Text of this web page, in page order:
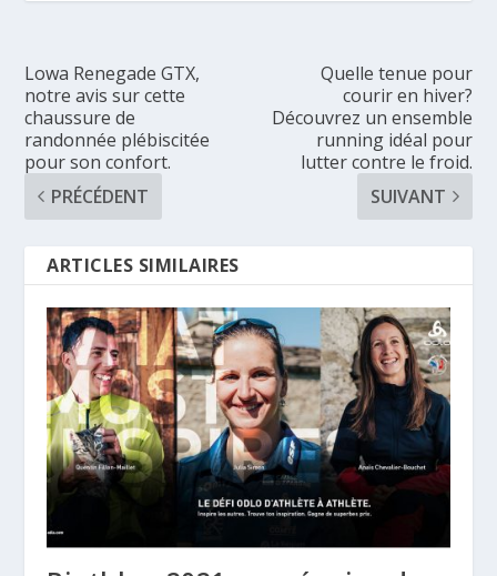
Lowa Renegade GTX,
notre avis sur cette
chaussure de
randonnée plébiscitée
pour son confort.
PRÉCÉDENT
Quelle tenue pour
courir en hiver?
Découvrez un ensemble
running idéal pour
lutter contre le froid.
SUIVANT
ARTICLES SIMILAIRES